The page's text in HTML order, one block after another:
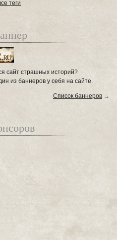
теги
сайт страшных историй?
из баннеров у себя на сайте.
Список баннеров →